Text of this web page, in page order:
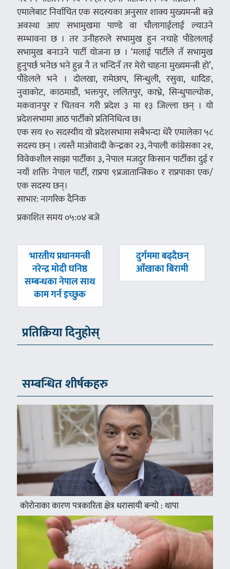
एमालेबाट निर्वाचित एक सदस्यका अनुसार शाक्य मुख्यमन्त्री बन्ने
अवस्था आए सभामुखमा पाण्डे वा चौलागाईलाई ल्याउने
सम्भावना छ । तर उनीहरुले सभामुख हुन नचाहे पौडेललाई
सभामुख बनाउने पार्टी योजना छ । ‘मलाई पार्टीले तँ सभामुख
हुनुपर्छ भनेछ भने हुन्न नै त भन्दिनँ तर मेरो चाहना मुख्यमन्त्री हो’,
पौडेलले भने । दोलखा, रामेछाप, सिन्धुली, रसुवा, धादिङ,
नुवाकोट, काठमाडौं, भक्तपुर, ललितपुर, काभ्रे, सिन्धुपाल्चोक,
मकवानपुर र चितवन गरी प्रदेश ३ मा १३ जिल्ला छन् । यो
प्रदेशसभामा आठ पार्टीको प्रतिनिधित्व छ।
एक सय १० सदस्यीय यो प्रदेशसभामा सबैभन्दा धेरै एमालेका ५८
सदस्य छन् । त्यस्तै माओवादी केन्द्रका २३, नेपाली कांग्रेसका २१,
विवेकशील साझा पार्टीका ३, नेपाल मजदुर किसान पार्टीका दुई र
नयाँ शक्ति नेपाल पार्टी, राप्रपा ९प्रजातान्त्रिक० र राप्रपाका एक/
एक सदस्य छन्।
साभार: नागरिक दैनिक
प्रकाशित समय ०५:०४ बजे
पछिल्लाे
भारतीय प्रधानमन्त्री
नरेन्द्र मोदी घनिष्ठ
सम्बन्धका नेपाल साथ
काम गर्न इच्छुक
अघिल्लाे
-
दुर्गममा बढ्दैछन्
आँखाका बिरामी
प्रतिक्रिया दिनुहोस्
सम्बन्धित शीर्षकहरु
कोरोनाका कारण पत्रकारिता क्षेत्र धरासायी बन्यो : थापा